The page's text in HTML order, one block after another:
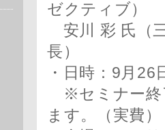
ゼクティブ）
安川 彩 氏（
長）
・日時：9月
※セミナー終
ます。（実費）